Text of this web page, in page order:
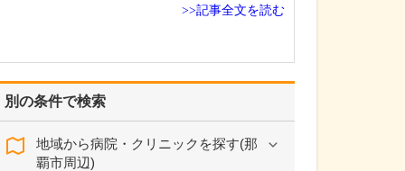
別の条件で検索
地域から病院・クリニックを探す(那
覇市周辺)
>>記事全文を読む